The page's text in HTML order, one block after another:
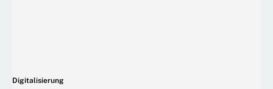
Digitalisierung